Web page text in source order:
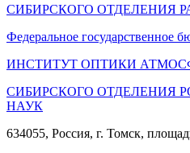
СИБИРСКОГО ОТДЕЛЕНИЯ
Федеральное государственное
ИНСТИТУТ ОПТИКИ
СИБИРСКОГО ОТДЕЛЕНИЯ
НАУК
634055, Россия, г. Томск,